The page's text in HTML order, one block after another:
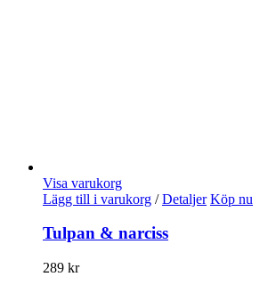
Visa varukorg
Lägg till i varukorg / Detaljer Köp nu
Tulpan & narciss
289 kr